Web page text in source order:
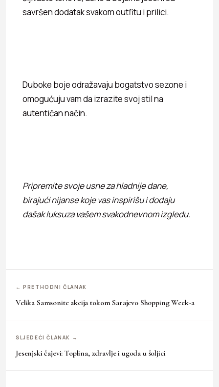
savršen dodatak svakom outfitu i prilici.
Duboke boje odražavaju bogatstvo sezone i
omogućuju vam da izrazite svoj stil na
autentičan način.
Pripremite svoje usne za hladnije dane,
birajući nijanse koje vas inspirišu i dodaju
dašak luksuza vašem svakodnevnom izgledu.
← PRETHODNI ČLANAK
Velika Samsonite akcija tokom Sarajevo Shopping Week-a
SLJEDEĆI ČLANAK →
Jesenjski čajevi: Toplina, zdravlje i ugoda u šoljici